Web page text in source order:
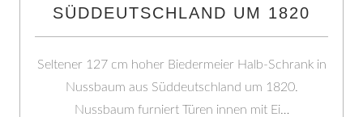
ÜDDEUTSCHLAND UM 1820
Seltener 127 cm hoher Biedermeier Halb-Schrank in
Nussbaum aus Süddeutschland um 1820.
Nussbaum furniert Türen innen mit Ei…